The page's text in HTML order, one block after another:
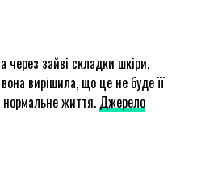
через зайві складки шкіри,
вирішила, що це не буде її
нормальне життя. Джерело